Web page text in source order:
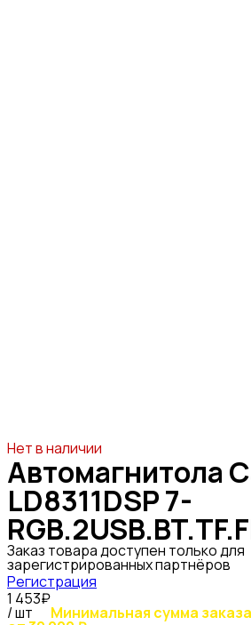
Нет в наличии
Автомагнитола
LD8311DSP 7-
Заказ товара доступен только для
зарегистрированных партнёров
Регистрация
1 453₽
/ шт Минимальная сумма